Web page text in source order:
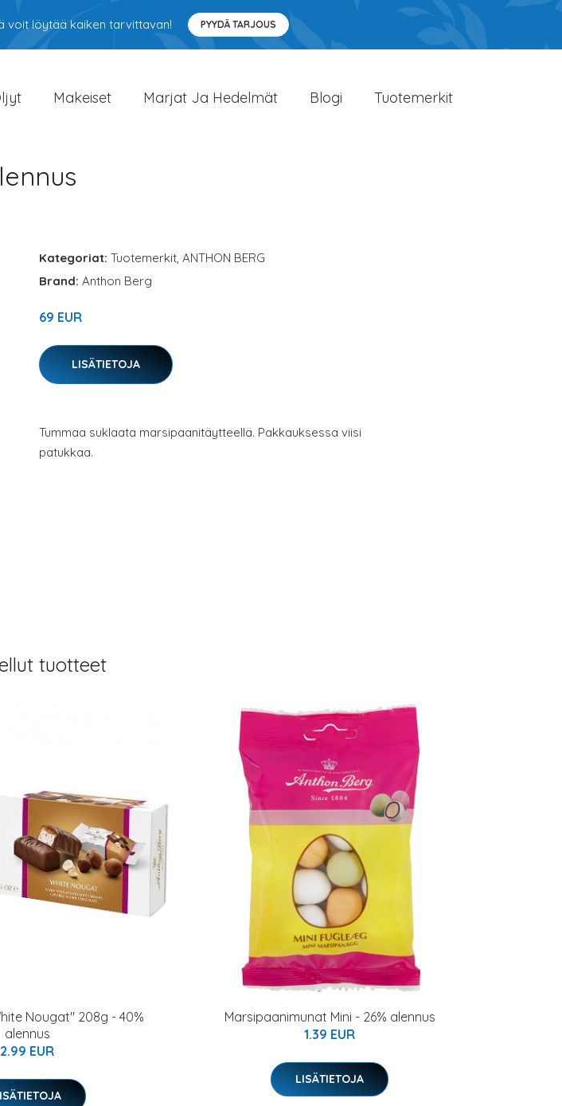
voit löytää kaiken tarvittavan! PYYDÄ TARJOUS
Makeiset Marjat Ja Hedelmät Blogi Tuotemerkit
Kategoriat: Tuotemerkit, ANTHON BERG
Brand: Anthon Berg
69 EUR
LISÄTIETOJA
Tummaa suklaata marsipaanitäytteellä. Pakkauksessa viisi
patukkaa.
tuotteet
Nougat" 208g - 40%
alennus
2.99 EUR
Marsipaanimunat Mini - 26% alennus
1.39 EUR
LISÄTIETOJA